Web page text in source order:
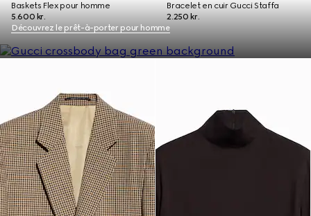
Baskets Flex pour homme
5.600 kr.
Bracelet en cuir Gucci Staffa
2.250 kr.
Découvrez le prêt-à-porter pour homme